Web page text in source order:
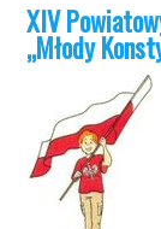
XIV
„Młody